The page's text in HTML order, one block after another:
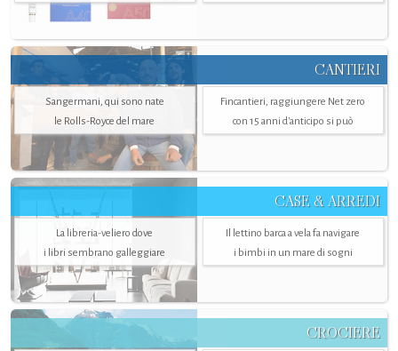
CANTIERI
Sangermani, qui sono nate
le Rolls-Royce del mare
Fincantieri, raggiungere Net zero
con 15 anni d'anticipo si può
CASE & ARREDI
La libreria-veliero dove
i libri sembrano galleggiare
Il lettino barca a vela fa navigare
i bimbi in un mare di sogni
CROCIERE